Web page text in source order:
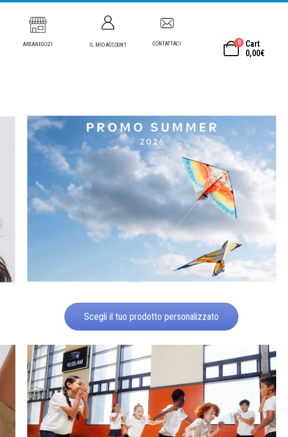
AREANEGOZI IL MIO ACCOUNT CONTATTACI 0
Cart
0,00€
Scegli il tuo prodotto personalizzato